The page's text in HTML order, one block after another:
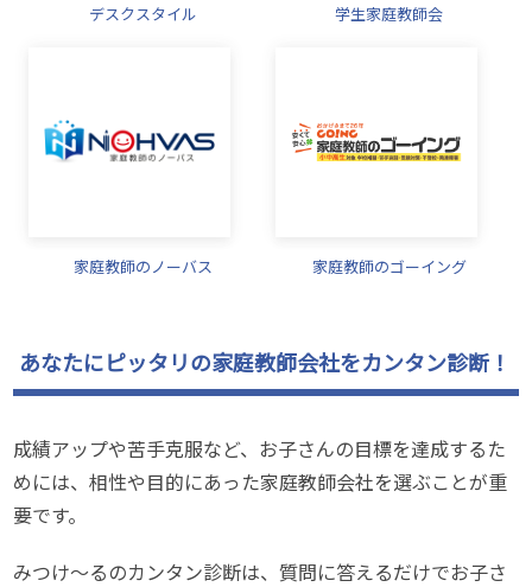
デスクスタイル 学生家庭教師会
家庭教師のノーバス 家庭教師のゴーイング
あなたにピッタリの家庭教師会社をカンタン診断！
成績アップや苦手克服など、お子さんの目標を達成するた
めには、相性や目的にあった家庭教師会社を選ぶことが重
要です。
みつけ～るのカンタン診断は、質問に答えるだけでお子さ